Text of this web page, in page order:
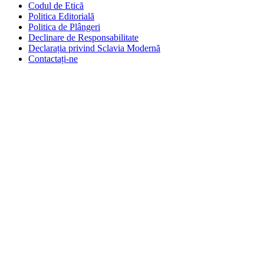
Codul de Etică
Politica Editorială
Politica de Plângeri
Declinare de Responsabilitate
Declarația privind Sclavia Modernă
Contactați-ne